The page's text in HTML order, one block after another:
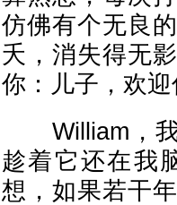
仿佛有个无良
夭，消失得无
你：儿子，欢迎
William，我
趁着它还在我
想，如果若干